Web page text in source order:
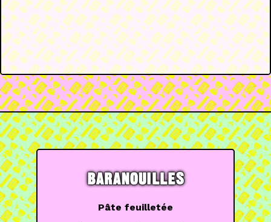
BARANOUILLES
Pâte feuilletée